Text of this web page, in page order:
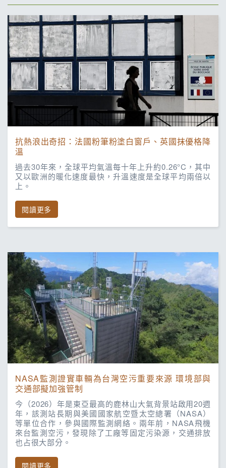
抗熱浪出奇招：法國粉筆粉塗白窗戶、英國抹優格降
溫
過去30年來，全球平均氣溫每十年上升約0.26°C，其中
又以歐洲的暖化速度最快，升溫速度是全球平均兩倍以
上。
閱讀更多
NASA監測證實車輛為台灣空污重要來源 環境部與
交通部擬加強管制
今（2026）年是東亞最高的鹿林山大氣背景站啟用20週
年，該測站長期與美國國家航空暨太空總署（NASA）
等單位合作，參與國際監測網絡。兩年前，NASA飛機
來台監測空污，發現除了工廠等固定污染源，交通排放
也占很大部分。
閱讀更多